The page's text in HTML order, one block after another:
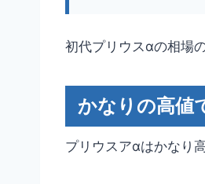
初代プリウスαの相場
かなりの高値
プリウスアαはかなり